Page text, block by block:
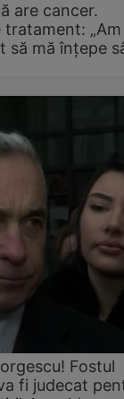
are cancer.
să mă înțepe
Fostul
fi judecat